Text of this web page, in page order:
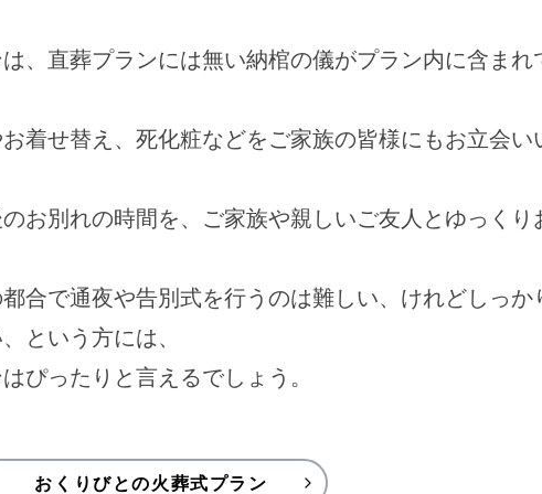
、直葬プランには無い納棺の儀がプラン内に含まれ
着せ替え、死化粧などをご家族の皆様にもお立会い
お別れの時間を、ご家族や親しいご友人とゆっくり
合で通夜や告別式を行うのは難しい、けれどしっか
という方には、
ぴったりと言えるでしょう。
おくりびとの火葬式プラン